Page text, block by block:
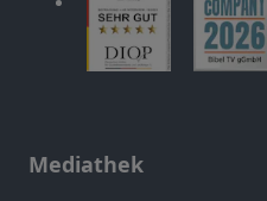
Mediathek